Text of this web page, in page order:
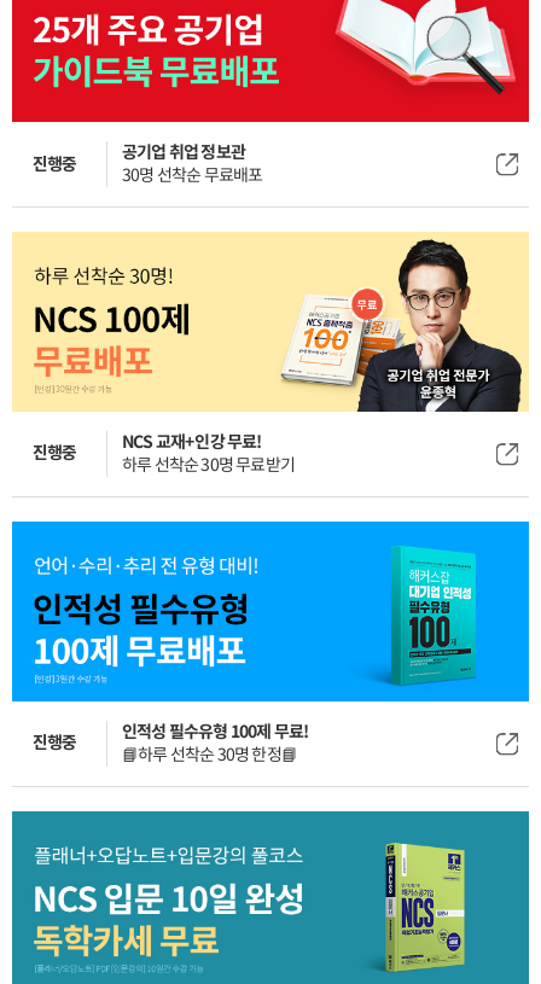
진행중
공기업 취업 정보관
30명 선착순 무료배포
진행중
NCS 교재+인강 무료!
하루 선착순 30명 무료받기
진행중
인적성 필수유형 100제 무료!
📘하루 선착순 30명 한정📘